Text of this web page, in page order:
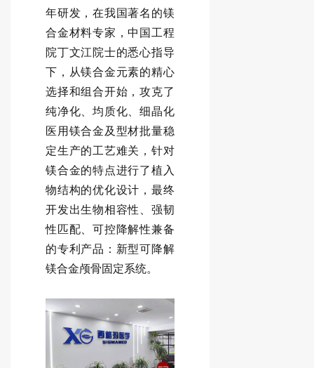
年研发，在我国著名的镁
合金材料专家，中国工程
院丁文江院士的悉心指导
下，从镁合金元素的精心
选择和组合开始，攻克了
纯净化、均质化、细晶化
医用镁合金及型材批量稳
定生产的工艺难关，针对
镁合金的特点进行了植入
物结构的优化设计，最终
开发出生物相容性、强韧
性匹配、可控降解性兼备
的专利产品：新型可降解
镁合金颅骨固定系统。